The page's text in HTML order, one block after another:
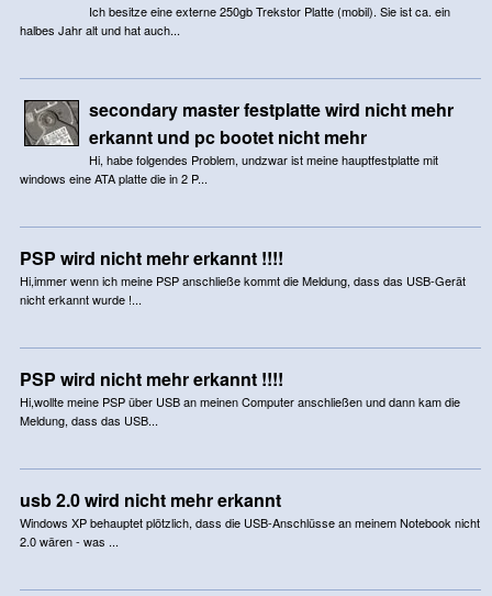
Ich besitze eine externe 250gb Trekstor Platte (mobil). Sie ist ca. ein
halbes Jahr alt und hat auch...
secondary master festplatte wird nicht mehr
erkannt und pc bootet nicht mehr
Hi, habe folgendes Problem, undzwar ist meine hauptfestplatte mit
windows eine ATA platte die in 2 P...
PSP wird nicht mehr erkannt !!!!
Hi,immer wenn ich meine PSP anschließe kommt die Meldung, dass das USB-Gerät
nicht erkannt wurde !...
PSP wird nicht mehr erkannt !!!!
Hi,wollte meine PSP über USB an meinen Computer anschließen und dann kam die
Meldung, dass das USB...
usb 2.0 wird nicht mehr erkannt
Windows XP behauptet plötzlich, dass die USB-Anschlüsse an meinem Notebook nicht
2.0 wären - was ...